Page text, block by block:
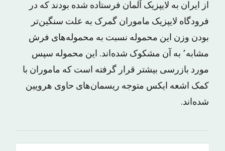
از ایران به لایپزیک آلمان فرستاده شده‌ بودند که در
فرودگاه لایپزیک ماموران گمرک به علت سنگین‌تر
بودن وزن این محموله نسبت به محموله‌های فرش
مشابه٬ به آن مشکوک شده‌اند. این محموله سپس
مورد بازرسی بیشتر قرار گرفته‌ است که ماموران با
کمک اشعه ایکس متوجه ریسمان‌های حاوی هرویین
شده‌اند.